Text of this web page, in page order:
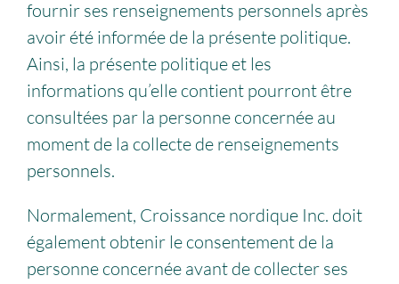
fournir ses renseignements personnels après
avoir été informée de la présente politique.
Ainsi, la présente politique et les
informations qu’elle contient pourront être
consultées par la personne concernée au
moment de la collecte de renseignements
personnels.
Normalement, Croissance nordique Inc. doit
également obtenir le consentement de la
personne concernée avant de collecter ses